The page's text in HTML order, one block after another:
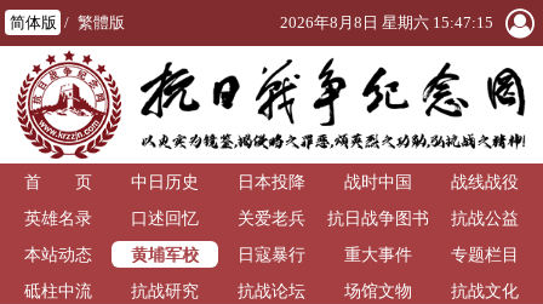
简体版 / 繁體版 2026年8月8日 星期六 15:47:15
首 页 中日历史 日本投降 战时中国
战线战役
英雄名录
口述回忆 关爱老兵
抗日战争图书
馆
抗战公益
本站动态
黄埔军校 日寇暴行 重大事件
专题栏目
砥柱中流
抗战研究 抗战论坛 场馆文物 抗战文化